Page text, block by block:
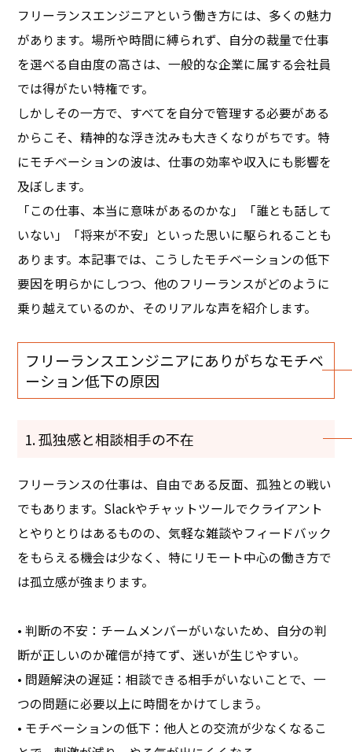
フリーランスエンジニアという働き方には、多くの魅力
があります。場所や時間に縛られず、自分の裁量で仕事
を選べる自由度の高さは、一般的な企業に属する会社員
では得がたい特権です。
しかしその一方で、すべてを自分で管理する必要がある
からこそ、精神的な浮き沈みも大きくなりがちです。特
にモチベーションの波は、仕事の効率や収入にも影響を
及ぼします。
「この仕事、本当に意味があるのかな」「誰とも話して
いない」「将来が不安」といった思いに駆られることも
あります。本記事では、こうしたモチベーションの低下
要因を明らかにしつつ、他のフリーランスがどのように
乗り越えているのか、そのリアルな声を紹介します。
フリーランスエンジニアにありがちなモチベ
ーション低下の原因
1. 孤独感と相談相手の不在
フリーランスの仕事は、自由である反面、孤独との戦い
でもあります。Slackやチャットツールでクライアント
とやりとりはあるものの、気軽な雑談やフィードバック
をもらえる機会は少なく、特にリモート中心の働き方で
は孤立感が強まります。
• 判断の不安：チームメンバーがいないため、自分の判
断が正しいのか確信が持てず、迷いが生じやすい。
• 問題解決の遅延：相談できる相手がいないことで、一
つの問題に必要以上に時間をかけてしまう。
• モチベーションの低下：他人との交流が少なくなるこ